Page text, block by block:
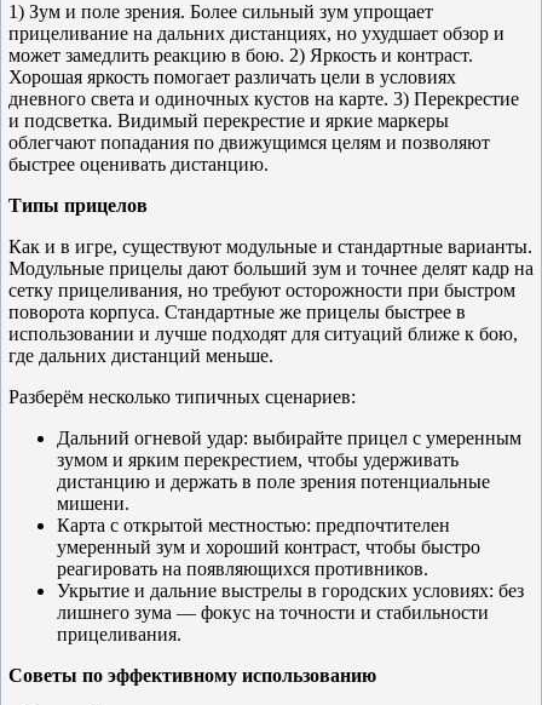
1) Зум и поле зрения. Более сильный зум упрощает
прицеливание на дальних дистанциях, но ухудшает обзор и
может замедлить реакцию в бою. 2) Яркость и контраст.
Хорошая яркость помогает различать цели в условиях
дневного света и одиночных кустов на карте. 3) Перекрестие
и подсветка. Видимый перекрестие и яркие маркеры
облегчают попадания по движущимся целям и позволяют
быстрее оценивать дистанцию.
Типы прицелов
Как и в игре, существуют модульные и стандартные варианты.
Модульные прицелы дают больший зум и точнее делят кадр на
сетку прицеливания, но требуют осторожности при быстром
поворота корпуса. Стандартные же прицелы быстрее в
использовании и лучше подходят для ситуаций ближе к бою,
где дальних дистанций меньше.
Разберём несколько типичных сценариев:
Дальний огневой удар: выбирайте прицел с умеренным
зумом и ярким перекрестием, чтобы удерживать
дистанцию и держать в поле зрения потенциальные
мишени.
Карта с открытой местностью: предпочтителен
умеренный зум и хороший контраст, чтобы быстро
реагировать на появляющихся противников.
Укрытие и дальние выстрелы в городских условиях: без
лишнего зума — фокус на точности и стабильности
прицеливания.
Советы по эффективному использованию